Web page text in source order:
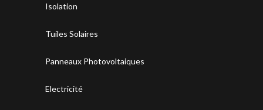
Isolation
Tuiles Solaires
Panneaux Photovoltaiques
Electricité